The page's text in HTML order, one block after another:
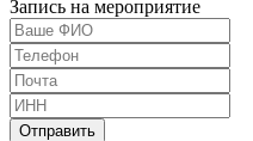
Запись на мероприятие